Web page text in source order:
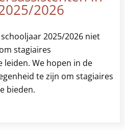
2026
2025/2026 niet
stagiaires
We hopen in de
te zijn om stagiaires
bieden.